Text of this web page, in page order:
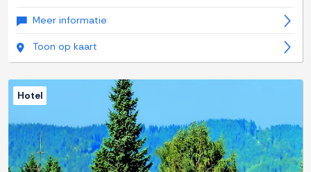
Meer informatie
Toon op kaart
Hotel